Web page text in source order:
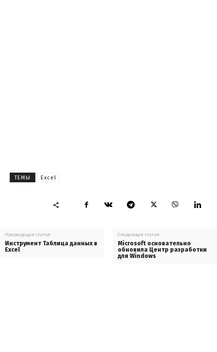
ТЕМЫ Excel
Предыдущая статья
Инструмент Таблица данных в
Excel
Следующая статья
Microsoft основательно
обновила Центр разработки
для Windows